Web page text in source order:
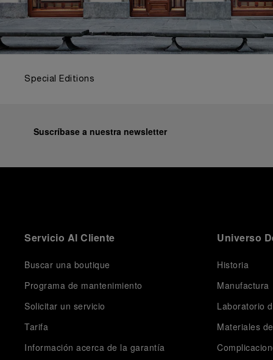
Special Editions
Suscríbase a nuestra newsletter
Servicio Al Cliente
Buscar una boutique
Programa de mantenimiento
Solicitar un servicio
Tarifa
Información acerca de la garantía
Universo
Historia
Manufactura
Laboratorio
Materiales